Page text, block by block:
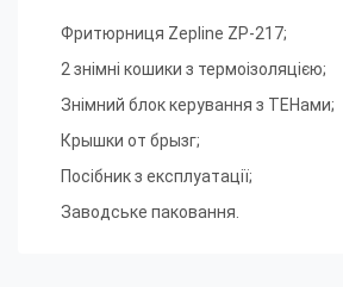
Фритюрниця Zepline ZP-217;
2 знімні кошики з термоізоляцією;
Знімний блок керування з ТЕНами;
Крышки от брызг;
Посібник з експлуатації;
Заводське паковання.